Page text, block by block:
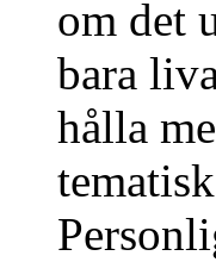
om det
bara
hålla